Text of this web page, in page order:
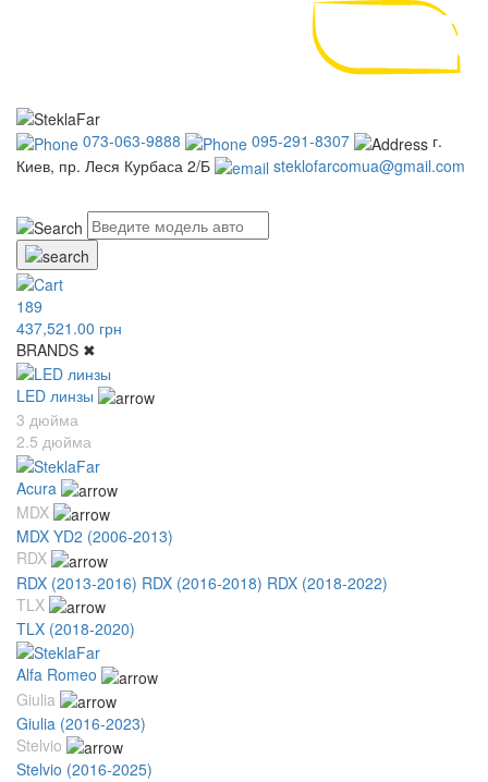
073-063-9888 095-291-8307
г.
Киев, пр. Леся Курбаса 2/Б
steklofarcomua@gmail.com
189
437,521.00 грн
BRANDS ✖
LED линзы
3 дюйма
2.5 дюйма
Acura
MDX
MDX YD2 (2006-2013)
RDX
RDX (2013-2016) RDX (2016-2018) RDX (2018-2022)
TLX
TLX (2018-2020)
Alfa Romeo
Giulia
Giulia (2016-2023)
Stelvio
Stelvio (2016-2025)